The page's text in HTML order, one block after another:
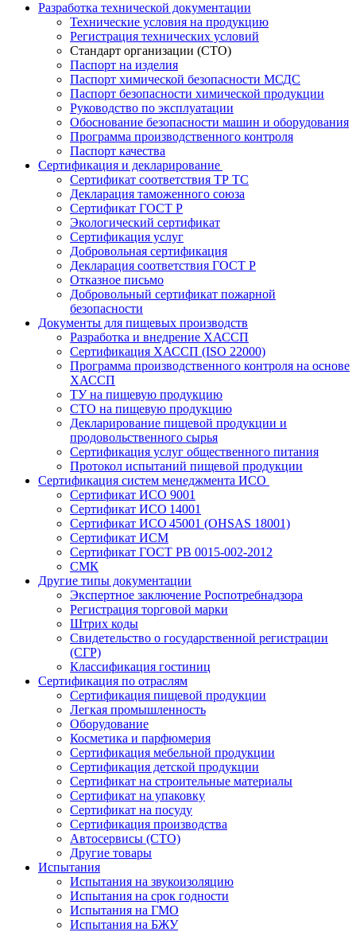
Разработка технической документации
Технические условия на продукцию
Регистрация технических условий
Стандарт организации (СТО)
Паспорт на изделия
Паспорт химической безопасности МСДС
Паспорт безопасности химической продукции
Руководство по эксплуатации
Обоснование безопасности машин и оборудования
Программа производственного контроля
Паспорт качества
Сертификация и декларирование
Сертификат соответствия ТР ТС
Декларация таможенного союза
Сертификат ГОСТ Р
Экологический сертификат
Сертификация услуг
Добровольная сертификация
Декларация соответствия ГОСТ Р
Отказное письмо
Добровольный сертификат пожарной
безопасности
Документы для пищевых производств
Разработка и внедрение ХАССП
Сертификация ХАССП (ISO 22000)
Программа производственного контроля на основе
ХАССП
ТУ на пищевую продукцию
СТО на пищевую продукцию
Декларирование пищевой продукции и
продовольственного сырья
Сертификация услуг общественного питания
Протокол испытаний пищевой продукции
Сертификация систем менеджмента ИСО
Сертификат ИСО 9001
Сертификат ИСО 14001
Сертификат ИСО 45001 (OHSAS 18001)
Сертификат ИСМ
Сертификат ГОСТ РВ 0015-002-2012
СМК
Другие типы документации
Экспертное заключение Роспотребнадзора
Регистрация торговой марки
Штрих коды
Свидетельство о государственной регистрации
(СГР)
Классификация гостиниц
Сертификация по отраслям
Сертификация пищевой продукции
Легкая промышленность
Оборудование
Косметика и парфюмерия
Сертификация мебельной продукции
Сертификация детской продукции
Сертификат на строительные материалы
Сертификат на упаковку
Сертификат на посуду
Сертификация производства
Автосервисы (СТО)
Другие товары
Испытания
Испытания на звукоизоляцию
Испытания на срок годности
Испытания на ГМО
Испытания на БЖУ